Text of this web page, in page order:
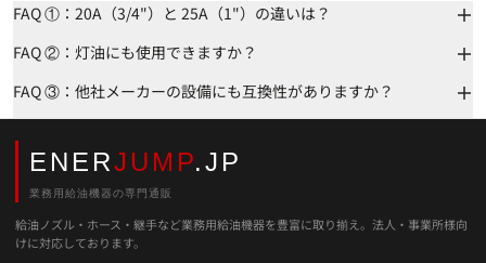
FAQ ①：20A（3/4"）と 25A（1"）の違いは？
FAQ ②：灯油にも使用できますか？
FAQ ③：他社メーカーの設備にも互換性がありますか？
ENERJUMP.JP
業務用給油機器の専門通販
給油ノズル・ホース・継手など業務用給油機器を豊富に取り揃え。法人・事業所様向
けに対応しております。